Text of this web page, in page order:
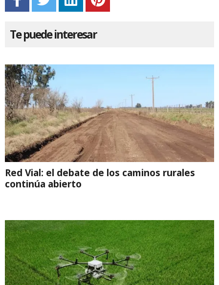
Te puede interesar
Red Vial: el debate de los caminos rurales
continúa abierto